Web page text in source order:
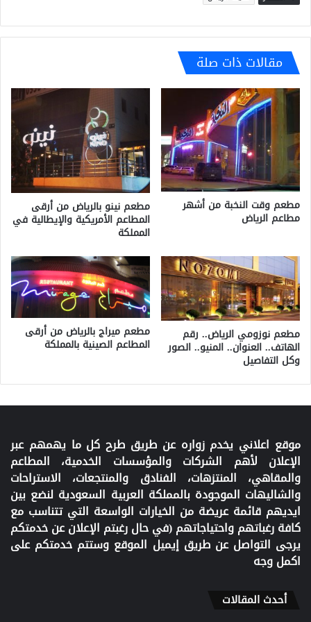
مقالات ذات صلة
مطعم وقت النخبة من أشهر
مطاعم الرياض
مطعم نينو بالرياض من أرقى
المطاعم الأمريكية والإيطالية في
المملكة
مطعم نوزومي الرياض.. رقم
الهاتف.. العنوان.. المنيو.. الصور
وكل التفاصيل
مطعم ميراج بالرياض من أرقى
المطاعم الصينية بالمملكة
موقع اعلاني يخدم زواره عن طريق طرح كل ما يهمهم عبر
الإعلان لأهم الشركات والمؤسسات الخدمية، المطاعم
والمقاهي، المنتزهات، الفنادق والمنتجعات، الاستراحات
والشاليهات الموجودة بالمملكة العربية السعودية لنضع بين
ايديهم قائمة عريضة من الخيارات الواسعة التي تتناسب مع
كافة رغباتهم واحتياجاتهم (في حال رغبتم الإعلان عن خدمتكم
يرجى التواصل عن طريق إيميل الموقع وستتم خدمتكم على
اكمل وجه
أحدث المقالات